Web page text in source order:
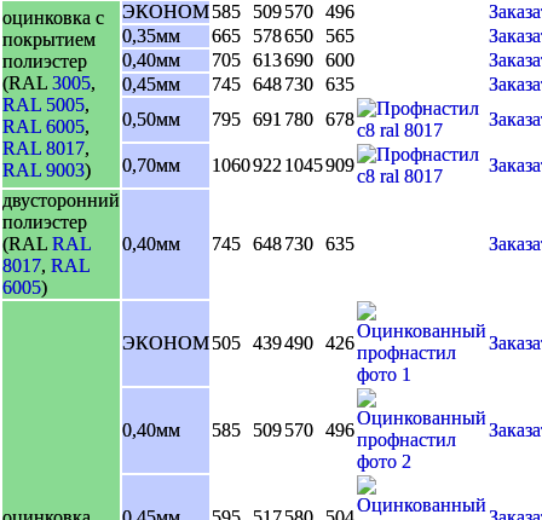
оцинковка с
покрытием
полиэстер
(RAL 3005,
RAL 5005,
RAL 6005,
RAL 8017,
RAL 9003)
ЭКОНОМ585 509570 496
0,35мм
665 578650 565
0,40мм
705 613690 600
0,45мм
745 648730 635
0,50мм
795 691 780 678
0,70мм 1060922 1045909
двусторонний
полиэстер
(RAL RAL
8017, RAL
6005)
0,40мм 745 648730 635
ЭКОНОМ505 439490 426
0,40мм 585 509570 496